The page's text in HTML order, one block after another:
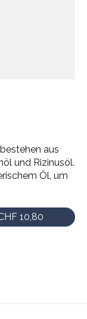
aus
und Rizinusöl.
Öl, um
CHF 10,80